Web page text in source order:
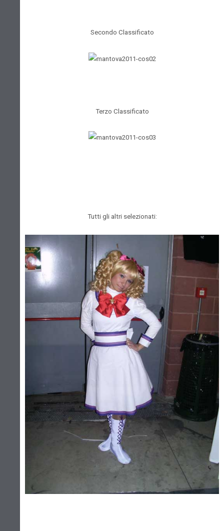
Secondo Classificato
Terzo Classificato
Tutti gli altri selezionati: